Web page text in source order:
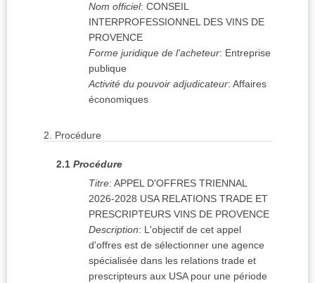
Nom officiel: CONSEIL
INTERPROFESSIONNEL DES VINS DE
PROVENCE
Forme juridique de l'acheteur: Entreprise
publique
Activité du pouvoir adjudicateur: Affaires
économiques
2. Procédure
2.1 Procédure
Titre: APPEL D'OFFRES TRIENNAL
2026-2028 USA RELATIONS TRADE ET
PRESCRIPTEURS VINS DE PROVENCE
Description: L'objectif de cet appel
d'offres est de sélectionner une agence
spécialisée dans les relations trade et
prescripteurs aux USA pour une période